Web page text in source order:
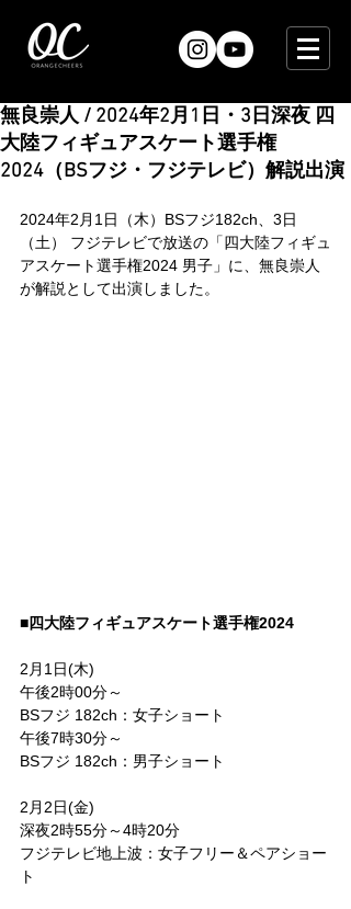
無良崇人 / 2024年2月1日・3日深夜 四
大陸フィギュアスケート選手権
2024（BSフジ・フジテレビ）解説出演
2024年2月1日（木）BSフジ182ch、3日
（土） フジテレビで放送の「四大陸フィギュ
アスケート選手権2024 男子」に、無良崇人
が解説として出演しました。
■四大陸フィギュアスケート選手権2024
2月1日(木)
午後2時00分～
BSフジ 182ch：女子ショート
午後7時30分～
BSフジ 182ch：男子ショート
2月2日(金)
深夜2時55分～4時20分
フジテレビ地上波：女子フリー＆ペアショー
ト